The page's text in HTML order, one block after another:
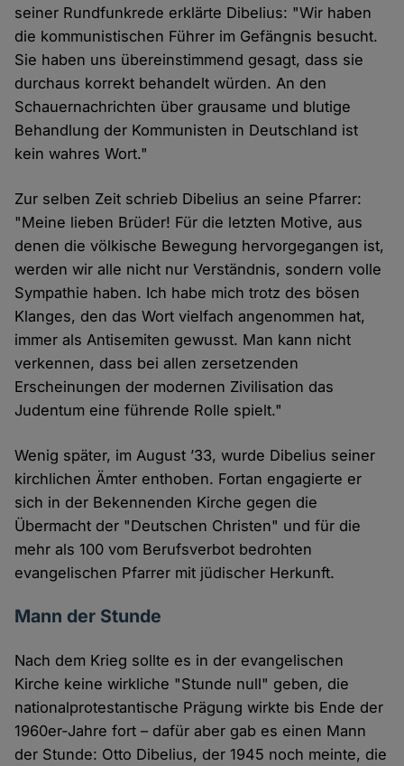
seiner Rundfunkrede erklärte Dibelius: "Wir haben
die kommunistischen Führer im Gefängnis besucht.
Sie haben uns übereinstimmend gesagt, dass sie
durchaus korrekt behandelt würden. An den
Schauernachrichten über grausame und blutige
Behandlung der Kommunisten in Deutschland ist
kein wahres Wort."
Zur selben Zeit schrieb Dibelius an seine Pfarrer:
"Meine lieben Brüder! Für die letzten Motive, aus
denen die völkische Bewegung hervorgegangen ist,
werden wir alle nicht nur Verständnis, sondern volle
Sympathie haben. Ich habe mich trotz des bösen
Klanges, den das Wort vielfach angenommen hat,
immer als Antisemiten gewusst. Man kann nicht
verkennen, dass bei allen zersetzenden
Erscheinungen der modernen Zivilisation das
Judentum eine führende Rolle spielt."
Wenig später, im August ’33, wurde Dibelius seiner
kirchlichen Ämter enthoben. Fortan engagierte er
sich in der Bekennenden Kirche gegen die
Übermacht der "Deutschen Christen" und für die
mehr als 100 vom Berufsverbot bedrohten
evangelischen Pfarrer mit jüdischer Herkunft.
Mann der Stunde
Nach dem Krieg sollte es in der evangelischen
Kirche keine wirkliche "Stunde null" geben, die
nationalprotestantische Prägung wirkte bis Ende der
1960er-Jahre fort – dafür aber gab es einen Mann
der Stunde: Otto Dibelius, der 1945 noch meinte, die